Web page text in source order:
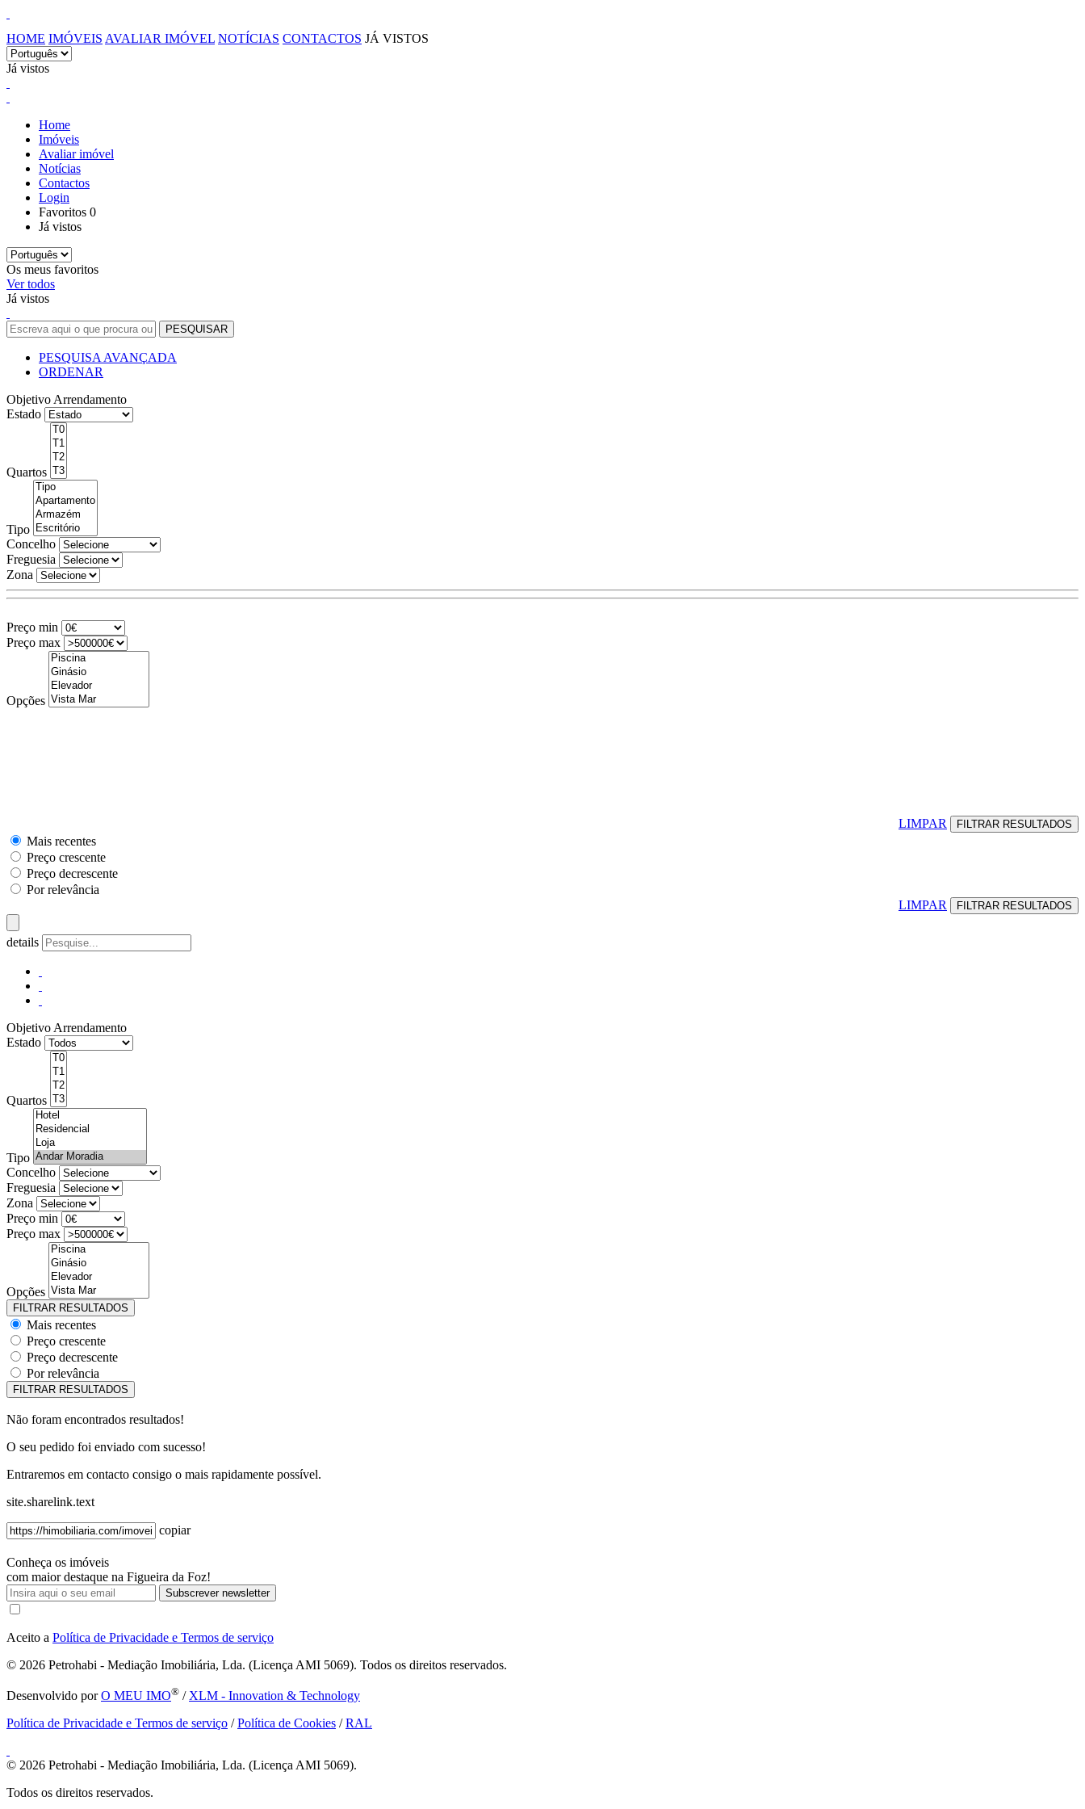
HOME IMÓVEIS AVALIAR IMÓVEL NOTÍCIAS CONTACTOS JÁ VISTOS
Já vistos
Home
Imóveis
Avaliar imóvel
Notícias
Contactos
Login
Favoritos 0
Já vistos
Os meus favoritos
Ver todos
Já vistos
PESQUISA AVANÇADA
ORDENAR
Objetivo Arrendamento
Estado
Quartos
Tipo
Concelho
Freguesia
Zona
Preço min
Preço max
Opções
LIMPAR
Mais recentes
Preço crescente
Preço decrescente
Por relevância
LIMPAR
details
Objetivo Arrendamento
Estado
Quartos
Tipo
Concelho
Freguesia
Zona
Preço min
Preço max
Opções
Mais recentes
Preço crescente
Preço decrescente
Por relevância
Não foram encontrados resultados!
O seu pedido foi enviado com sucesso!
Entraremos em contacto consigo o mais rapidamente possível.
site.sharelink.text
copiar
Conheça os imóveis
com maior destaque na Figueira da Foz!
Subscrever newsletter
Aceito a Política de Privacidade e Termos de serviço
© 2026 Petrohabi - Mediação Imobiliária, Lda. (Licença AMI 5069). Todos os direitos reservados.
Desenvolvido porO MEU IMO® / XLM - Innovation & Technology
Política de Privacidade e Termos de serviço /Política de Cookies /RAL
© 2026 Petrohabi - Mediação Imobiliária, Lda. (Licença AMI 5069).
Todos os direitos reservados.